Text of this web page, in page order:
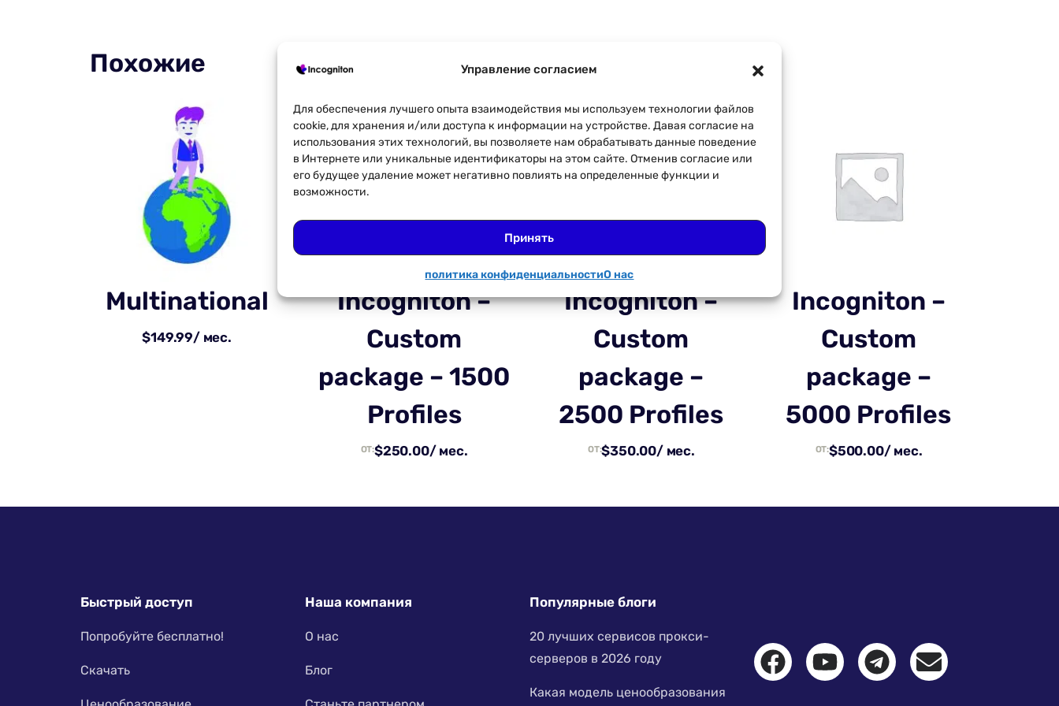
Управление согласием
Для обеспечения лучшего опыта взаимодействия мы используем технологии файлов
cookie, для хранения и/или доступа к информации на устройстве. Давая согласие на
использования этих технологий, вы позволяете нам обрабатывать данные поведение
в Интернете или уникальные идентификаторы на этом сайте. Отменив согласие или
его будущее удаление может негативно повлиять на определенные функции и
возможности.
Принять
политика конфиденциальностиО нас
Похожие
Multinational
$149.99/ мес.
Incogniton –
Custom
package – 1500
Profiles
ОТ:$250.00/ мес.
Incogniton –
Custom
package –
2500 Profiles
ОТ:$350.00/ мес.
Incogniton –
Custom
package –
5000 Profiles
ОТ:$500.00/ мес.
Быстрый доступ
Попробуйте бесплатно!
Скачать
Наша компания
О нас
Блог
Популярные блоги
20 лучших сервисов прокси-
серверов в 2026 году
Какая модель ценообразования